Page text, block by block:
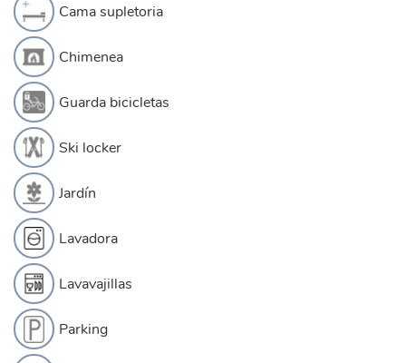
Cama supletoria
Chimenea
Guarda bicicletas
Ski locker
Jardín
Lavadora
Lavavajillas
Parking